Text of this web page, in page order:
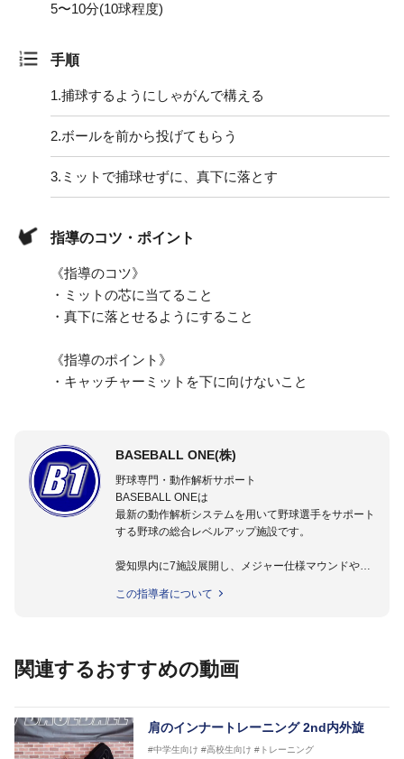
5〜10分(10球程度)
手順
1.捕球するようにしゃがんで構える
2.ボールを前から投げてもらう
3. ミットで捕球せずに、真下に落とす
指導のコツ・ポイント
《指導のコツ》
・ミットの芯に当てること
・真下に落とせるようにすること
《指導のポイント》
・キャッチャーミットを下に向けないこと
BASEBALL ONE(株)
野球専門・動作解析サポート
BASEBALL ONEは
最新の動作解析システムを用いて野球選手をサポート
する野球の総合レベルアップ施設です。
愛知県内に7施設展開し、メジャー仕様マウンドやト
動作解析システムを用いて、小学生からプロ野球選手
この指導者について
関連するおすすめの動画
肩のインナートレーニング 2nd内外旋
#中学生向け #高校生向け #トレーニング